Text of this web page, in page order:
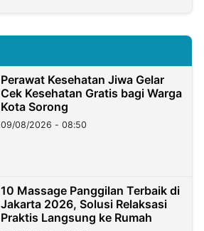
Perawat Kesehatan Jiwa Gelar
Cek Kesehatan Gratis bagi Warga
Kota Sorong
09/08/2026 - 08:50
10 Massage Panggilan Terbaik di
Jakarta 2026, Solusi Relaksasi
Praktis Langsung ke Rumah